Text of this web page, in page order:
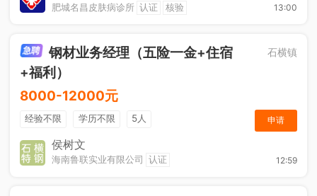
肥城名昌皮肤病诊所 认证 核验 13:00
钢材业务经理（五险一金+住宿
+福利）
石横镇
8000-12000元
经验不限 学历不限 5人 申请
侯树文
海南鲁联实业有限公司 认证 12:59